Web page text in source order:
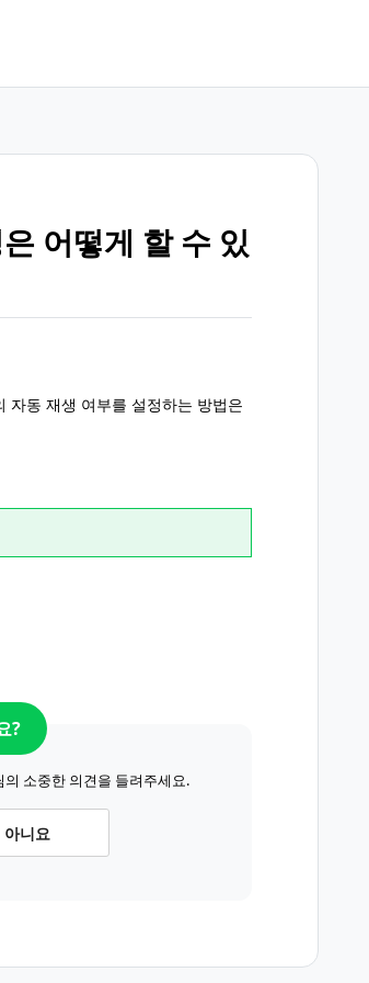
어떻게 할 수 있
자동 재생 여부를 설정하는 방법은
?
소중한 의견을 들려주세요.
아니요